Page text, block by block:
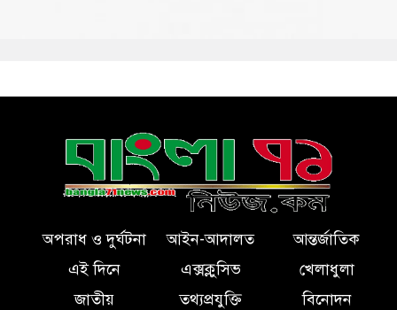
অপরাধ ও দুর্ঘটনা আইন-আদালত
আন্তর্জাতিক
এই দিনে
এক্সক্লুসিভ
খেলাধুলা
জাতীয়
তথ্যপ্রযুক্তি
বিনোদন